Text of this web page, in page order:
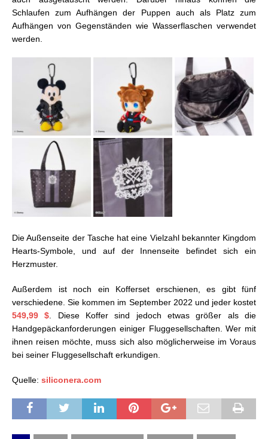
Schlaufen zum Aufhängen der Puppen auch als Platz zum
Aufhängen von Gegenständen wie Wasserflaschen verwendet
werden.
Die Außenseite der Tasche hat eine Vielzahl bekannter Kingdom
Hearts-Symbole, und auf der Innenseite befindet sich ein
Herzmuster.
Außerdem ist noch ein Kofferset erschienen, es gibt fünf
verschiedene. Sie kommen im September 2022 und jeder kostet
549,99 $. Diese Koffer sind jedoch etwas größer als die
Handgepäckanforderungen einiger Fluggesellschaften. Wer mit
ihnen reisen möchte, muss sich also möglicherweise im Voraus
bei seiner Fluggesellschaft erkundigen.
Quelle: siliconera.com